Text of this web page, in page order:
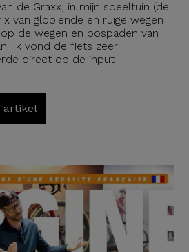
de Graxx, in mijn speeltuin (de
van glooiende en ruige wegen
de wegen en bospaden van
Ik vond de fiets zeer
direct op de input
artikel